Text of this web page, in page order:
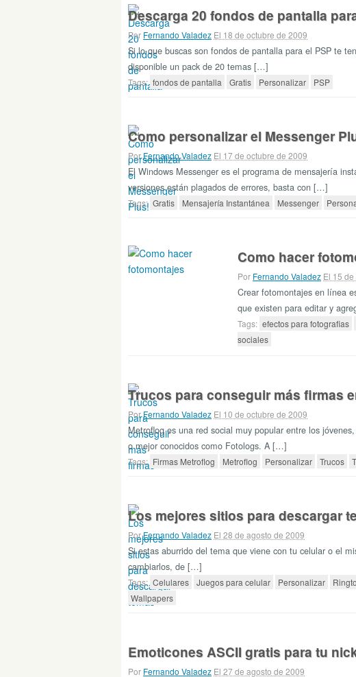
Descarga 20 fondos de pantalla
Por Fernando Valadez El 18 de octubre de 2009
Si lo que buscas son fondos de pantalla para el PSP te
disponible un pack de 20 temas […]
Tags: fondos de pantalla Gratis Personalizar PSP
Como personalizar el Messenger
PorFernando Valadez El 17 de octubre de 2009
El Windows Messenger es el programa de mensajería
versiones están plagados de errores, basta con […]
Tags: Gratis Mensajería Instantánea Messenger
Como hacer
Por Fernando Valadez El 15
Crear fotomontajes en línea
que existen para editar y
Tags: efectos para fotografias
sociales
Trucos para conseguir más firmas
PorFernando Valadez El 10 de octubre de 2009
Metroflog es una red social muy popular entre los
o mejor conocidos como Fotologs. A […]
Tags: Firmas Metroflog Metroflog Personalizar Trucos
Los mejores sitios para descargar
PorFernando Valadez El 28 de agosto de 2009
Si estas aburrido del tema que viene con tu celular o el
cambiarlos, de […]
Tags: Celulares Juegos para celular Personalizar
Wallpapers
Emoticones ASCII gratis para tu
Por Fernando Valadez El 27 de agosto de 2009